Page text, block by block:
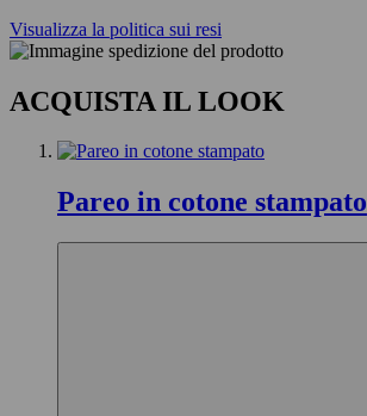
Visualizza la politica sui resi
ACQUISTA IL LOOK
Pareo in cotone stampato